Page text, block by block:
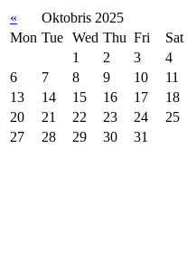
« Oktobris 2025
Mon Tue Wed Thu Fri Sat
1
2 3 4
6
7 8 9 10 11
13
14 15 16 17 18
20
21 22 23 24 25
27
28 29 30 31